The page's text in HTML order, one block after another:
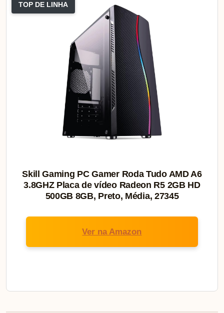
TOP DE LINHA
Skill Gaming PC Gamer Roda Tudo AMD A6
3.8GHZ Placa de vídeo Radeon R5 2GB HD
500GB 8GB, Preto, Média, 27345
Ver na Amazon